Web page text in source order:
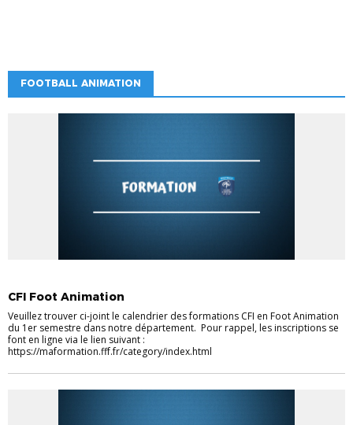
FOOTBALL ANIMATION
CFI Foot Animation
Veuillez trouver ci-joint le calendrier des formations CFI en Foot Animation
du 1er semestre dans notre département. Pour rappel, les inscriptions se
font en ligne via le lien suivant :
https://maformation.fff.fr/category/index.html